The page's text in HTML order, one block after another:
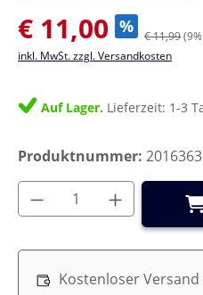
Verkaufspreis:
€ 11,00 % € 11,99
inkl. MwSt. zzgl. Versandkosten
Auf Lager. Lieferzeit: 1-3
Produktnummer: 2016363
Produkt Anzahl:
Kostenloser Versand